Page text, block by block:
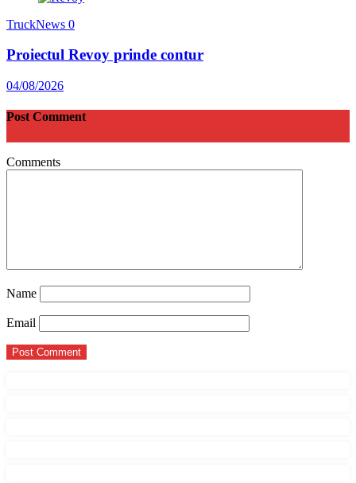
TruckNews 0
Proiectul Revoy prinde contur
04/08/2026
Post Comment
Comments
Name
Email